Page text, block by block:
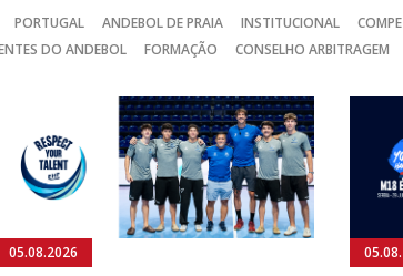
PORTUGAL ANDEBOL DE PRAIA INSTITUCIONAL
DO ANDEBOL FORMAÇÃO CONSELHO ARBITRAGEM
05.08.2026